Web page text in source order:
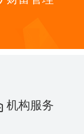
机构服务